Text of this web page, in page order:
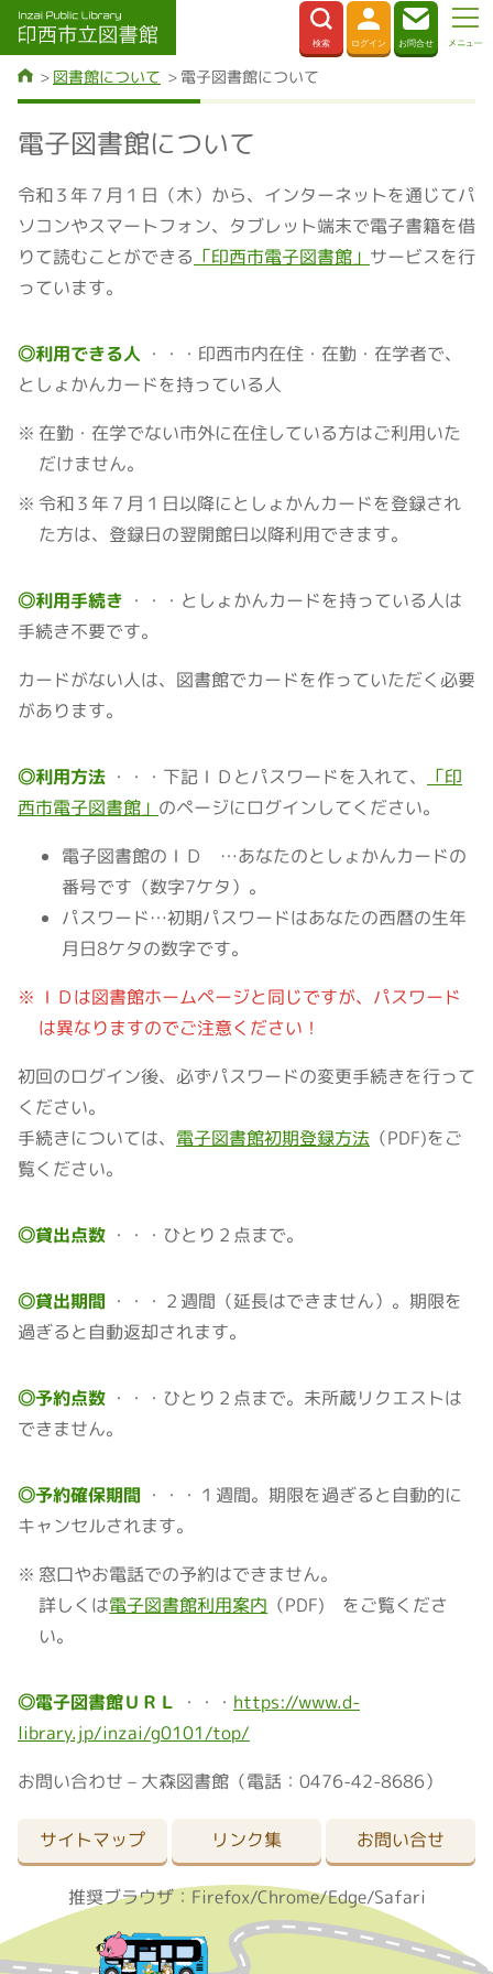
図書館について 電子図書館について
電子図書館について
令和３年７月１日（木）から、インターネットを通じてパ
ソコンやスマートフォン、タブレット端末で電子書籍を借
りて読むことができる 「印西市電子図書館」 サービスを行
っています。
◎利用できる人
印西市内在住・在勤・在学者で、
としょかんカードを持っている人
在勤・在学でない市外に在住している方はご利用いた
だけません。
令和３年７月１日以降にとしょかんカードを登録され
た方は、登録日の翌開館日以降利用できます。
◎利用手続き
としょかんカードを持っている人は
手続き不要です。
カードがない人は、図書館でカードを作っていただく必要
があります。
◎利用方法 下記ＩＤとパスワードを入れて、
「印
西市電子図書館」 のページにログインしてください。
電子図書館のＩＤ …あなたのとしょかんカードの
番号です（数字7ケタ）。
パスワード…初期パスワードはあなたの西暦の生年
月日8ケタの数字です。
ＩＤは図書館ホームページと同じですが、パスワード
は異なりますのでご注意ください！
初回のログイン後、必ずパスワードの変更手続きを行って
ください。
手続きについては、 電子図書館初期登録方法 （PDF)をご
覧ください。
◎貸出点数 ひとり２点まで。
◎貸出期間
２週間（延長はできません）。期限を
過ぎると自動返却されます。
◎予約点数
ひとり２点まで。未所蔵リクエストは
できません。
◎予約確保期間
１週間。期限を過ぎると自動的に
キャンセルされます。
窓口やお電話での予約はできません。
詳しくは電子図書館利用案内 （PDF) をご覧くださ
い。
◎電子図書館ＵＲＬ
https://www.d-
library.jp/inzai/g0101/top/
お問い合わせ－大森図書館（電話：0476-42-8686）
サイトマップ リンク集 お問い合せ
推奨ブラウザ：Firefox/Chrome/Edge/Safari